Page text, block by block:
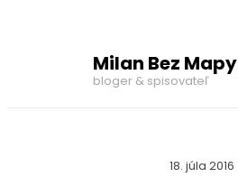
Milan Bez Mapy
bloger & spisovateľ
18. júla 2016